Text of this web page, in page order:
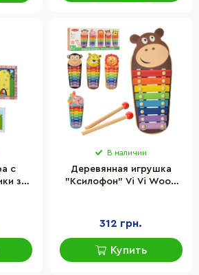
с
за
В наличии
Деревянная игрушка
"Ксилофон" Vi Vi Wood
312 грн.
Купить